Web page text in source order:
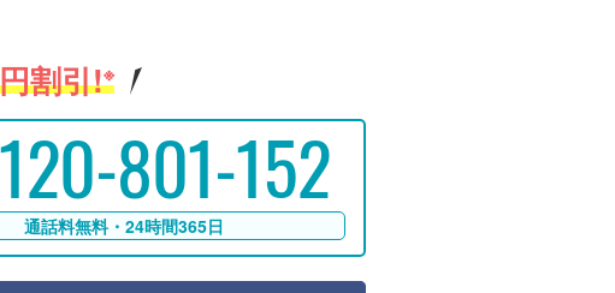
割引!※
801-152
通話料無料・24時間365日